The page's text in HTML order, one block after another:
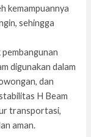
kemampuannya
sehingga
digunakan dalam
dan
H Beam
transportasi,
aman.